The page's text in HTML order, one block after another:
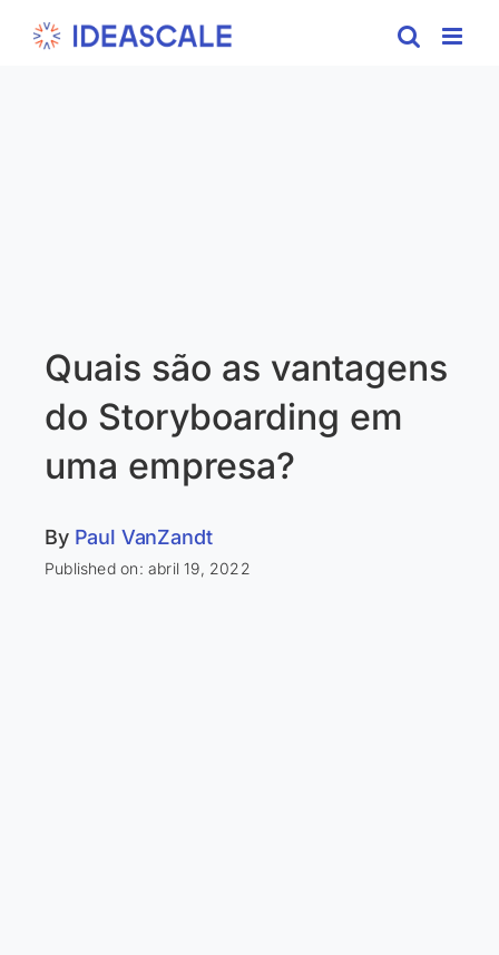
Quais são as vantagens
do Storyboarding em
uma empresa?
By Paul VanZandt
Published on: abril 19, 2022